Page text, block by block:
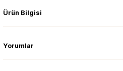
Ürün Bilgisi
Yorumlar